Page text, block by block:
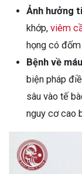
Ảnh hưởng
khớp, viêm
họng có
Bệnh về
biện pháp
sâu vào tế
nguy cơ cao